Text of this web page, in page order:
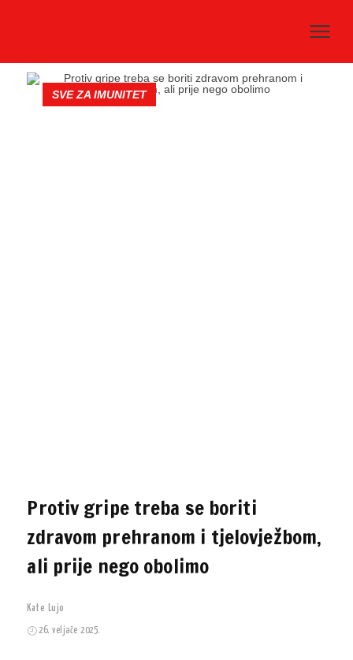
SVE ZA IMUNITET
Protiv gripe treba se boriti
zdravom prehranom i tjelovježbom,
ali prije nego obolimo
Kate Lujo
26. veljače 2025.